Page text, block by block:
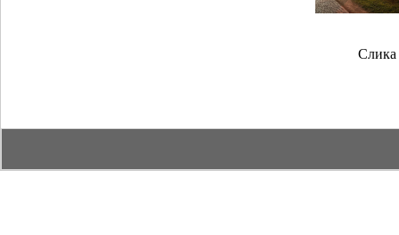
Слика